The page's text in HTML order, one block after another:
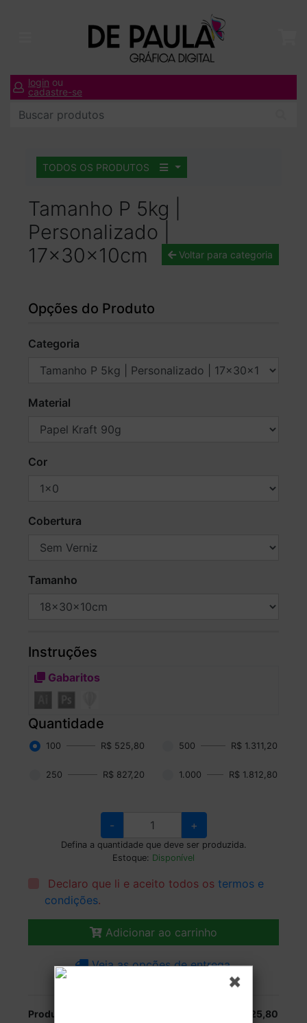
login ou
cadastre-se
TODOS OS PRODUTOS
Tamanho P 5kg |
Personalizado |
17x30x10cm
Voltar para categoria
Opções do Produto
Categoria
Material
Cor
Cobertura
Tamanho
Instruções
Gabaritos
Quantidade
100 R$ 525,80 500 R$ 1.311,20
250 R$ 827,20 1.000 R$ 1.812,80
- +
Defina a quantidade que deve ser produzida.
Estoque: Disponível
Declaro que li e aceito todos ostermos e
condições.
Adicionar ao carrinho
Veja as opções de entrega.
Produção: R$ 525,80